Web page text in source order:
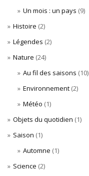
Un mois : un pays (9)
Histoire (2)
Légendes (2)
Nature (24)
Au fil des saisons (10)
Environnement(2)
Météo (1)
Objets du quotidien (1)
Saison (1)
Automne (1)
Science (2)